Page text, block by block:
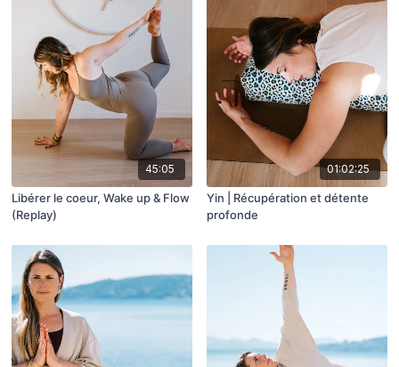
45:05
Libérer le coeur, Wake up & Flow
(Replay)
01:02:25
Yin | Récupération et détente
profonde